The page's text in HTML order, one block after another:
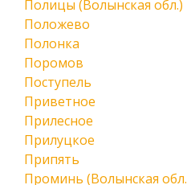
Полицы (Волынская обл.)
Положево
Полонка
Поромов
Поступель
Приветное
Прилесное
Прилуцкое
Припять
Проминь (Волынская